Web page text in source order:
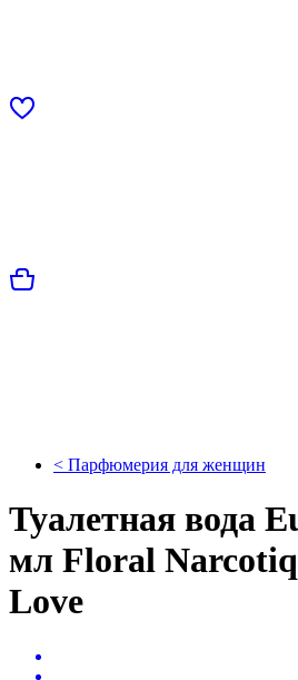
< Парфюмерия для женщин
Туалетная вода
мл Floral
Love